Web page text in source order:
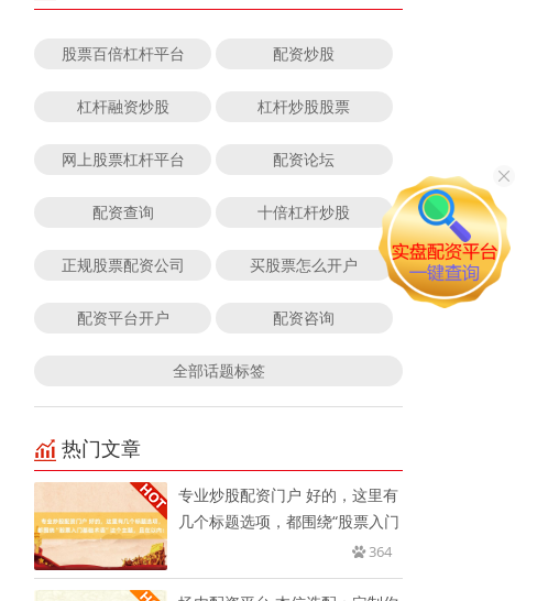
股票百倍杠杆平台 配资炒股
杠杆融资炒股 杠杆炒股股票
网上股票杠杆平台 配资论坛
配资查询 十倍杠杆炒股
正规股票配资公司 买股票怎么开户
配资平台开户 配资咨询
全部话题标签
热门文章
专业炒股配资门户 好的，这里有
几个标题选项，都围绕“股票入门
364